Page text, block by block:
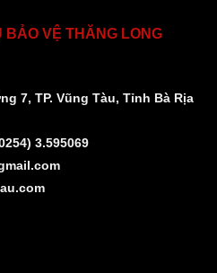
BẢO VỆ THĂNG LONG
7, TP. Vũng Tàu, Tỉnh Bà Rịa
3.595069